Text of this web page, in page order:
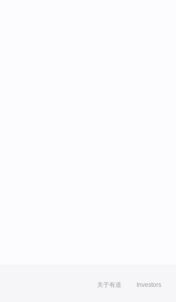
关于有道 Investors